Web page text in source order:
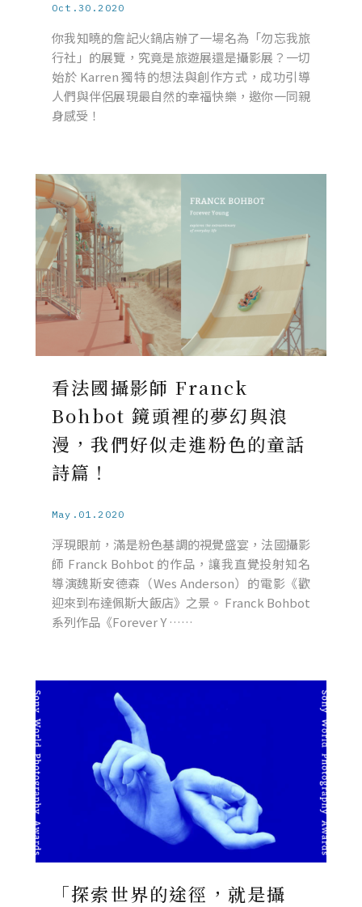
Oct.30.2020
你我知曉的詹記火鍋店辦了一場名為「勿忘我旅
行社」的展覽，究竟是旅遊展還是攝影展？一切
始於 Karren 獨特的想法與創作方式，成功引導
人們與伴侶展現最自然的幸福快樂，邀你一同親
身感受！
看法國攝影師 Franck
Bohbot 鏡頭裡的夢幻與浪
漫，我們好似走進粉色的童話
詩篇！
May.01.2020
浮現眼前，滿是粉色基調的視覺盛宴，法國攝影
師 Franck Bohbot 的作品，讓我直覺投射知名
導演魏斯安德森（Wes Anderson）的電影《歡
迎來到布達佩斯大飯店》之景。 Franck Bohbot
系列作品《Forever Y ……
「探索世界的途徑，就是攝